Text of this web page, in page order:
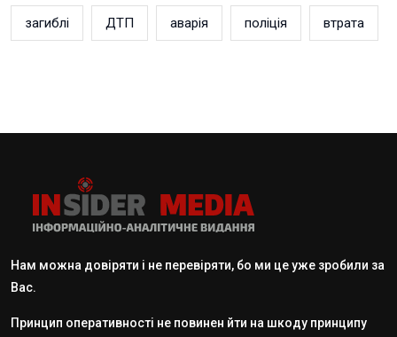
загиблі ДТП аварія поліція втрата
Нам можна довіряти і не перевіряти, бо ми це уже зробили за
Вас.
Принцип оперативності не повинен йти на шкоду принципу